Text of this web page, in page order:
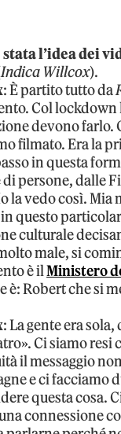
stata l’idea dei
Indica Willcox).
: È partito tutto da
Col lockdown
devono farlo.
filmato. Era la
in questa
persone, dalle
la vedo così.
questo
culturale
male, si
è ilMinistero
è: Robert che si
: La gente era
Ci siamo resi
il messaggio
e ci facciamo
questa cosa.
connessione